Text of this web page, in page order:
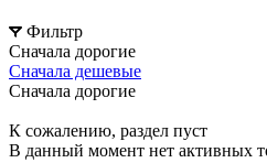
Фильтр
Сначала дорогие
Сначала дешевые
Сначала дорогие
К сожалению, раздел пуст
В данный момент нет активных